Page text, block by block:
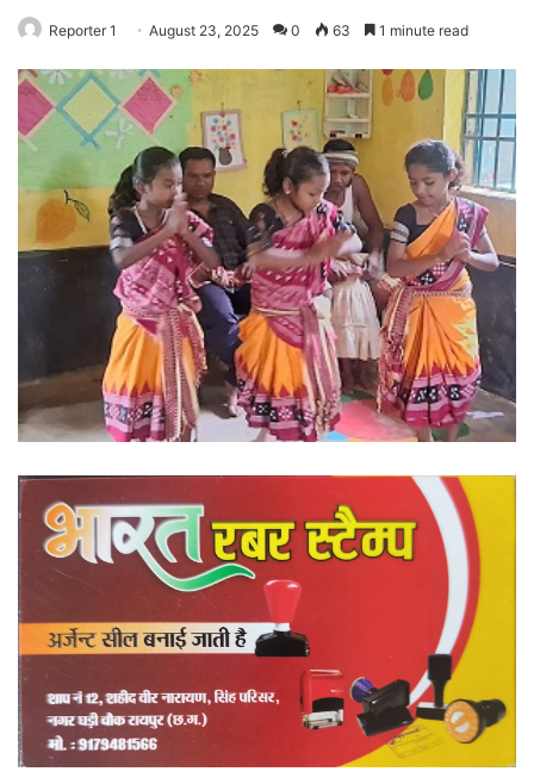
Reporter 1 August 23, 2025 0 63 1 minute read